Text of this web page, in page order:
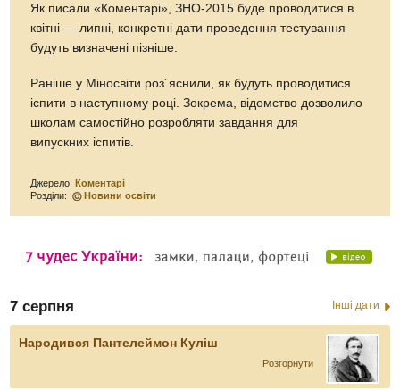
Як писали «Коментарі», ЗНО-2015 буде проводитися в
квітні — липні, конкретні дати проведення тестування
будуть визначені пізніше.
Раніше у Міносвіти роз´яснили, як будуть проводитися
іспити в наступному році. Зокрема, відомство дозволило
школам самостійно розробляти завдання для
випускних іспитів.
Джерело:Коментарі
Розділи:
Новини освіти
7 серпня Інші дати
Народився Пантелеймон Куліш
Розгорнути